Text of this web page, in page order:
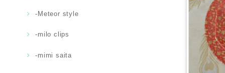
-Meteor style
-milo clips
-mimi saita